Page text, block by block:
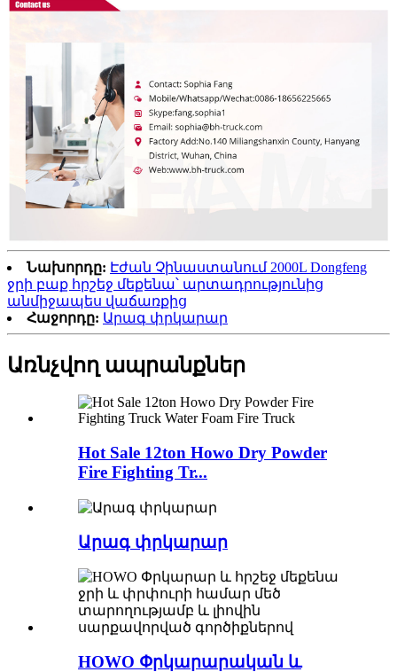
Նախորդը: Էժան Չինաստանում 2000L Dongfeng
ջրի բաք հրշեջ մեքենա՝ արտադրությունից
անմիջապես վաճառքից
Հաջորդը: Արագ փրկարար
Առնչվող ապրանքներ
Hot Sale 12ton Howo Dry Powder
Fire Fighting Tr...
Արագ փրկարար
HOWO Փրկարարական և